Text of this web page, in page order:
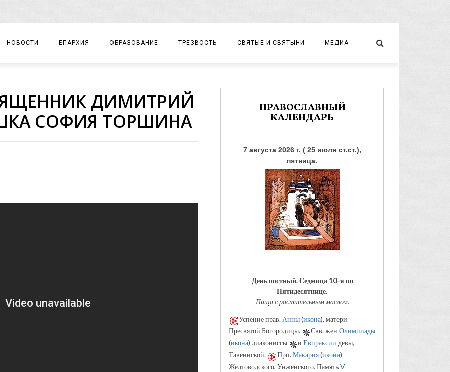
НОВОСТИ ЕПАРХИЯ
ЕПАРХИАЛЬНОЕ УПРАВЛЕНИЕ
ДОКУМЕНТЫ
ЕПАРХИАЛЬНЫЕ ОТДЕЛЫ
ДУХОВЕНСТВО
ХРАМЫ И МОНАСТЫРИ
ОБРАЗОВАНИЕ
ЦЕНТР «ВОЗРОЖДЕНИЕ»
ДЕТСКИЙ ТУРИЗМ
ТРЕЗВОСТЬ
ДОКУМЕНТЫ
ЗАМЕТКИ
СВЯТЫЕ И СВЯТЫНИ МЕДИА
ФОТО
ДИМИТРИЙ
СОФИЯ ТОРШИНА
ПРАВОСЛАВНЫЙ
КАЛЕНДАРЬ
7 августа 2026 г. ( 25 июля ст.ст.),
пятница.
День постный.Седмица 10-я по
Пятидесятнице.
Пища с растительным маслом.
Успение прав. Анны(икона), матери
Пресвятой Богородицы.
Свв. жен Олимпиады
(икона) диакониссы и Евпраксии девы,
Тавеннской.
Прп.Макария(икона)
Желтоводского, Унженского. ПамятьV